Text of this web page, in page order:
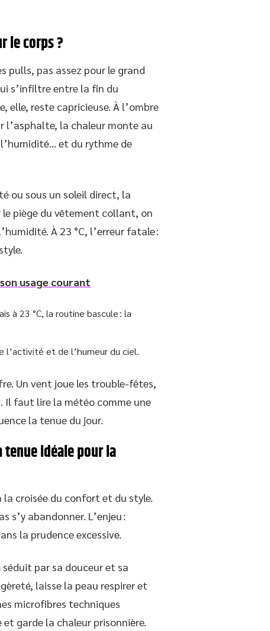
le corps ?
pulls, pas assez pour le grand
s’infiltre entre la fin du
elle, reste capricieuse. À l’ombre
l’asphalte, la chaleur monte au
et du rythme de
ou sous un soleil direct, la
le piège du vêtement collant, on
À 23 °C, l’erreur fatale :
usage courant
à 23 °C, la routine bascule : la
l’activité et de l’humeur du ciel.
Un vent joue les trouble-fêtes,
Il faut lire la météo comme une
la tenue du jour.
idéale pour la
la croisée du confort et du style.
s’y abandonner. L’enjeu :
la prudence excessive.
séduit par sa douceur et sa
laisse la peau respirer et
microfibres techniques
garde la chaleur prisonnière.